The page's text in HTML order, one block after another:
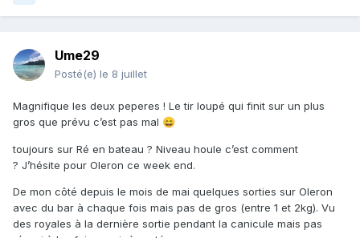
Ume29
Posté(e) le 8 juillet
Magnifique les deux peperes ! Le tir loupé qui finit sur un plus
gros que prévu c’est pas mal 😄
toujours sur Ré en bateau ? Niveau houle c’est comment
? J’hésite pour Oleron ce week end.
De mon côté depuis le mois de mai quelques sorties sur Oleron
avec du bar à chaque fois mais pas de gros (entre 1 et 2kg). Vu
des royales à la dernière sortie pendant la canicule mais pas